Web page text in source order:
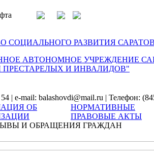
СОЦИАЛЬНОГО РАЗВИТИЯ
АВТОНОМНОЕ УЧРЕЖДЕНИЕ
ПРЕСТАРЕЛЫХ И ИНВАЛИДОВ"
| e-mail: balashovdi@mail.ru | Телефон:
ОБ
НОРМАТИВНЫЕ
ПРАВОВЫЕ АКТЫ
И ОБРАЩЕНИЯ ГРАЖДАН